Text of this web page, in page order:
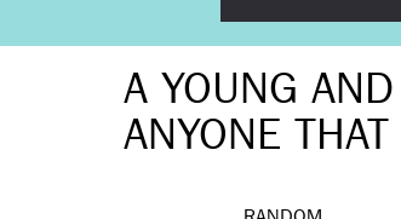
A YOUNG AND
ANYONE THAT